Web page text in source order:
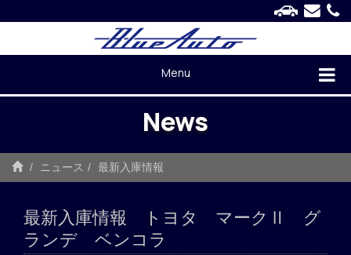
Menu
News
ニュース 最新入庫情報
最新入庫情報 トヨタ マークⅡ グ
ランデ ベンコラ